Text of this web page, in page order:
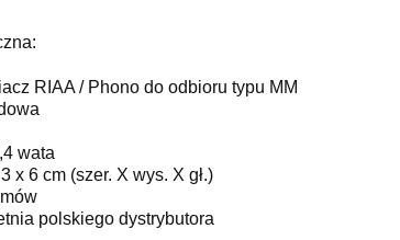
RIAA / Phono do odbioru typu MM
wata
x 6 cm (szer. X wys. X gł.)
polskiego dystrybutora